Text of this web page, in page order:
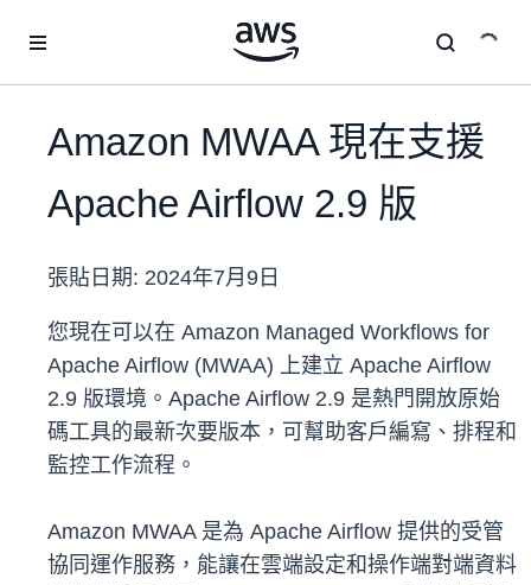
Amazon MWAA 現在支援
Apache Airflow 2.9 版
張貼日期: 2024年7月9日
您現在可以在 Amazon Managed Workflows for
Apache Airflow (MWAA) 上建立 Apache Airflow
2.9 版環境。Apache Airflow 2.9 是熱門開放原始
碼工具的最新次要版本，可幫助客戶編寫、排程和
監控工作流程。
Amazon MWAA 是為 Apache Airflow 提供的受管
協同運作服務，能讓在雲端設定和操作端對端資料